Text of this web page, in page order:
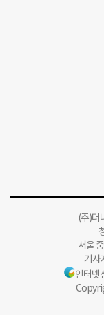
(주)
서울
기사
인터넷